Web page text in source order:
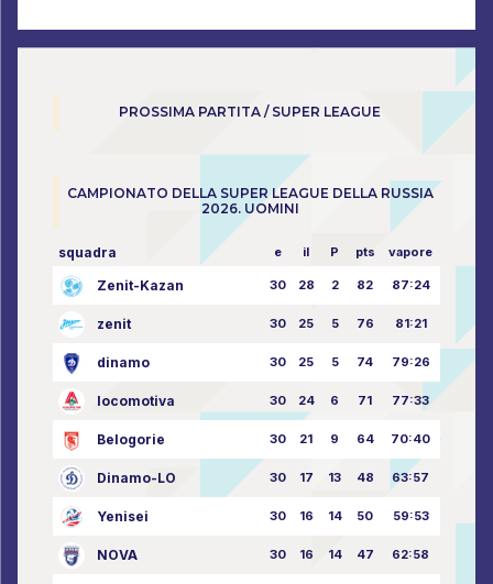
PROSSIMA PARTITA / SUPER LEAGUE
CAMPIONATO DELLA SUPER LEAGUE DELLA RUSSIA
2026. UOMINI
squadra e il P pts vapore
Zenit-Kazan 30 28 2 82 87:24
zenit 30 25 5 76 81:21
dinamo 30 25 5 74 79:26
locomotiva 30 24 6 71 77:33
Belogorie 30 21 9 64 70:40
Dinamo-LO 30 17 13 48 63:57
Yenisei 30 16 14 50 59:53
NOVA 30 16 14 47 62:58